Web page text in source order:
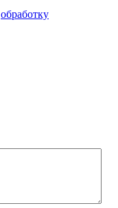
обработку